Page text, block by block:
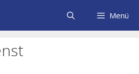
Menü